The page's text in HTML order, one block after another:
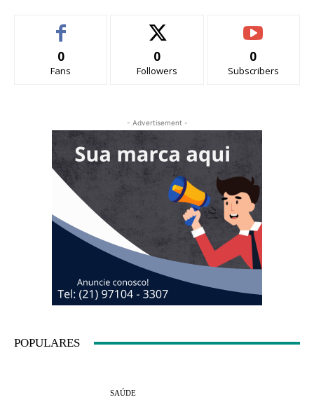
0
Fans
0
Followers
0
Subscribers
- Advertisement -
POPULARES
SAÚDE